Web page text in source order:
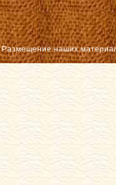
Размещение наших